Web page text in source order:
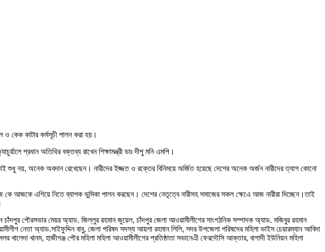
ও কেক কাটার কর্মসূচী পালন করা হয়।
প্রধান অতিথির বক্তব্য রাখেন শিক্ষামন্ত্রী ডাঃ দীপু মনি এমপি।
শুধু নয়, অনেক অবদান রেখেছেন। নারীদের ইজ্জত ও রক্তের বিনিময়ে অর্জিত হয়েছে দেশের অনেক অর্জন নারীদের ত্যাগ কোনো
কে আজকে এগিয়ে নিতে ব্যাপক ভুমিকা পালন করছেন। দেশের নেতৃত্বে নারীসহ সমাজের সকল ক্ষেএে আজ নারীরা দিচ্ছেন।তাই
চাঁদপুর পৌরসভার মেয়র অ্যাড. জিল্লুর রহমান জুয়েল, চাঁদপুর জেলা আওয়ামীলীগের সাংগঠনিক সম্পাদক অ্যাড. মজিবুর রহমান
নেতা অ্যাড.সাইফুদ্দিন বাবু, জেলা পরিষদ সদস্য আয়শা রহমান লিলি, সদর উপজেলা পরিষদের মহিলা ভাইস চেয়ারম্যান আবিদা
খানম, হাজীগঞ্জ পৌর মহিলা মহিলা আওয়ামীলীগের প্রতিষ্ঠাতা সভানেএী ফেরদৌসি আক্তার, বাগাদী ইউনিয়ন মহিলা